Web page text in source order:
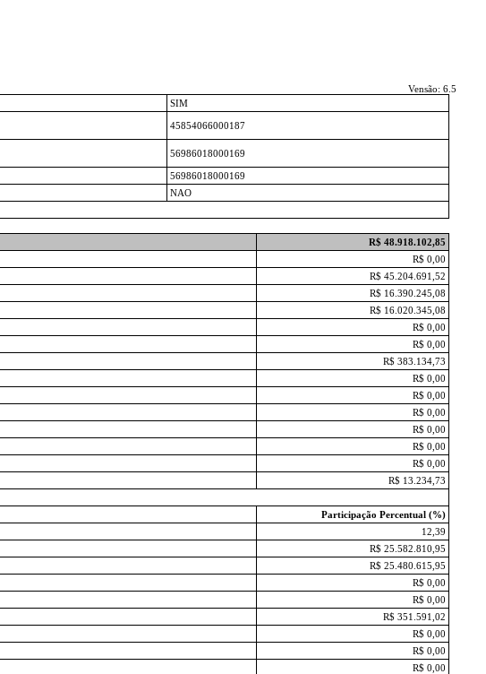
Vensão: 6.5
SIM
45854066000187
56986018000169
56986018000169
NAO
R$ 48.918.102,85
R$ 0,00
R$ 45.204.691,52
R$ 16.390.245,08
R$ 16.020.345,08
R$ 0,00
R$ 0,00
R$ 383.134,73
R$ 0,00
R$ 0,00
R$ 0,00
R$ 0,00
R$ 0,00
R$ 0,00
R$ 13.234,73
Participação Percentual (%)
12,39
R$ 25.582.810,95
R$ 25.480.615,95
R$ 0,00
R$ 0,00
R$ 351.591,02
R$ 0,00
R$ 0,00
R$ 0,00